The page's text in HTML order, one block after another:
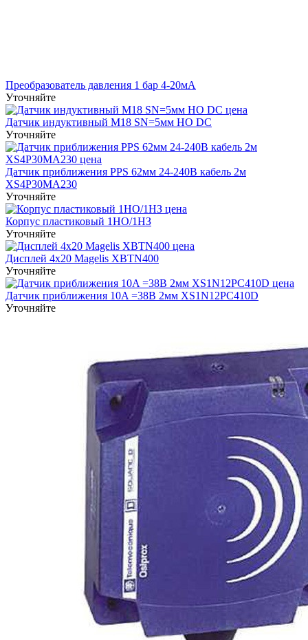
Преобразователь давления 1 бар 4-20мА
Уточняйте
Датчик индуктивный M18 SN=5мм НО DC
Уточняйте
Датчик приближения PPS 62мм 24-240В кабель 2м
XS4P30MA230
Уточняйте
Корпус пластиковый 1НО/1НЗ
Уточняйте
Дисплей 4х20 Magelis XBTN400
Уточняйте
Датчик приближения 10A =38В 2мм XS1N12PC410D
Уточняйте